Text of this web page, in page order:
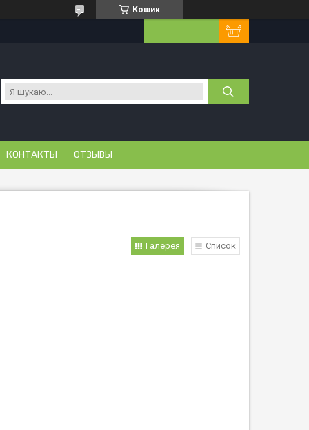
Кошик
КОНТАКТЫ ОТЗЫВЫ
Галерея Список